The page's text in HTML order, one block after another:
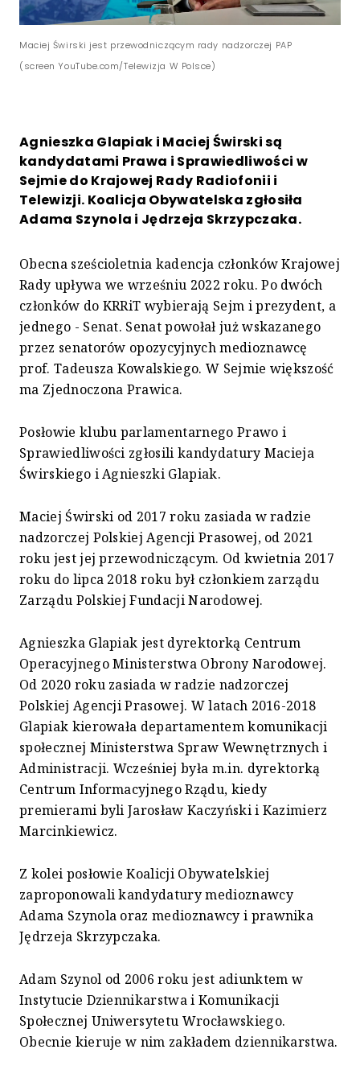
Maciej Świrski jest przewodniczącym rady nadzorczej PAP
(screen YouTube.com/Telewizja W Polsce)
Agnieszka Glapiak i Maciej Świrski są
kandydatami Prawa i Sprawiedliwości w
Sejmie do Krajowej Rady Radiofonii i
Telewizji. Koalicja Obywatelska zgłosiła
Adama Szynola i Jędrzeja Skrzypczaka.
Obecna sześcioletnia kadencja członków Krajowej
Rady upływa we wrześniu 2022 roku. Po dwóch
członków do KRRiT wybierają Sejm i prezydent, a
jednego - Senat. Senat powołał już wskazanego
przez senatorów opozycyjnych medioznawcę
prof. Tadeusza Kowalskiego. W Sejmie większość
ma Zjednoczona Prawica.
Posłowie klubu parlamentarnego Prawo i
Sprawiedliwości zgłosili kandydatury Macieja
Świrskiego i Agnieszki Glapiak.
Maciej Świrski od 2017 roku zasiada w radzie
nadzorczej Polskiej Agencji Prasowej, od 2021
roku jest jej przewodniczącym. Od kwietnia 2017
roku do lipca 2018 roku był członkiem zarządu
Zarządu Polskiej Fundacji Narodowej.
Agnieszka Glapiak jest dyrektorką Centrum
Operacyjnego Ministerstwa Obrony Narodowej.
Od 2020 roku zasiada w radzie nadzorczej
Polskiej Agencji Prasowej. W latach 2016-2018
Glapiak kierowała departamentem komunikacji
społecznej Ministerstwa Spraw Wewnętrznych i
Administracji. Wcześniej była m.in. dyrektorką
Centrum Informacyjnego Rządu, kiedy
premierami byli Jarosław Kaczyński i Kazimierz
Marcinkiewicz.
Z kolei posłowie Koalicji Obywatelskiej
zaproponowali kandydatury medioznawcy
Adama Szynola oraz medioznawcy i prawnika
Jędrzeja Skrzypczaka.
Adam Szynol od 2006 roku jest adiunktem w
Instytucie Dziennikarstwa i Komunikacji
Społecznej Uniwersytetu Wrocławskiego.
Obecnie kieruje w nim zakładem dziennikarstwa.